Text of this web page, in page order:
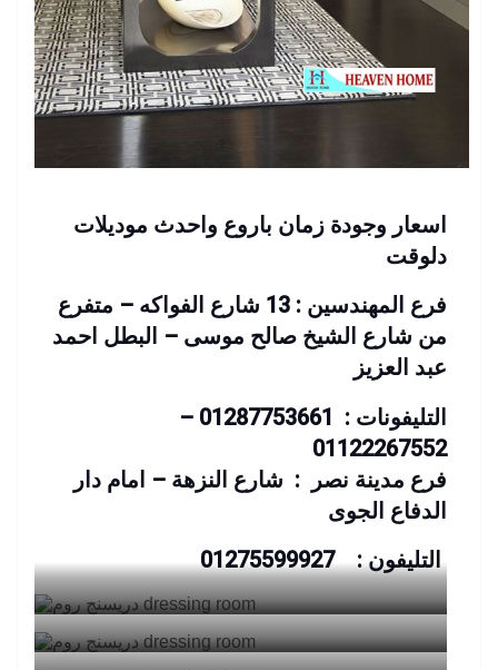
اسعار وجودة زمان باروع واحدث موديلات
دلوقت
فرع المهندسين : 13 شارع الفواكه – متفرع
من شارع الشيخ صالح موسى – البطل احمد
عبد العزيز
التليفونات : 01287753661 –
01122267552
فرع مدينة نصر : شارع النزهة – امام دار
الدفاع الجوى
التليفون : 01275599927